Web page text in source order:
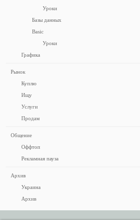
Уроки
Базы данных
Basic
Уроки
Графика
Рынок
Куплю
Ищу
Услуги
Продам
Общение
Оффтоп
Рекламная пауза
Архив
Украина
Архив